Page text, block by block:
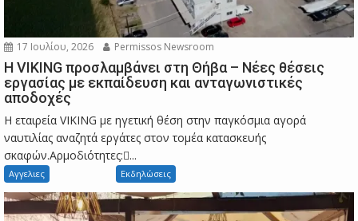
17 Ιουλίου, 2026 Permissos Newsroom
Η VIKING προσλαμβάνει στη Θήβα – Νέες θέσεις
εργασίας με εκπαίδευση και ανταγωνιστικές
αποδοχές
Η εταιρεία VIKING με ηγετική θέση στην παγκόσμια αγορά
ναυτιλίας αναζητά εργάτες στον τομέα κατασκευής
σκαφών.Αρμοδιότητες:...
Αγγελιες Εκδηλώσεις